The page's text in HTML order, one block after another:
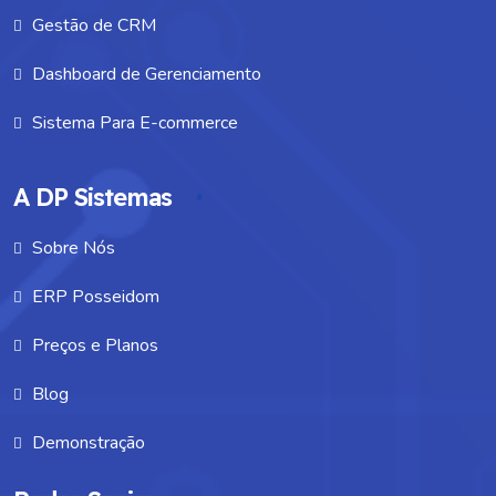
de investidores, fornecedores e clientes. Ao
financeiras. Essa confiabilidade não apenas
fortalece o relacionamento com partes
obtenção de financiamentos, parcerias estratégicas
e a construção de uma reputação sólida no
papel fundamental na consolidação da
transparência e credibilidade, elementos essenciais
Gestão de CRM
Dashboard de Gerenciamento
Sistema Para E-commerce
A DP Sistemas
Sobre Nós
ERP Posseidom
Preços e Planos
Blog
Demonstração